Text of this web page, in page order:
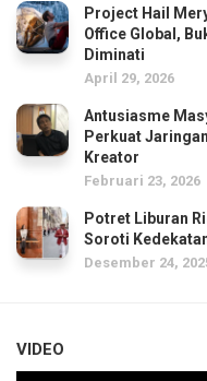
Project Hail
Office Global,
Diminati
April 29, 2026
Antusiasme
Perkuat
Kreator
Februari 23, 2026
Potret Liburan
Soroti
Desember 24,
VIDEO